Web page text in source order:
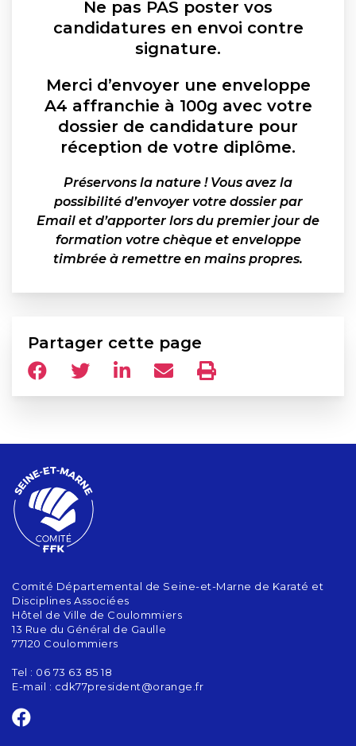
Ne pas PAS poster vos
candidatures en envoi contre
signature.
Merci d’envoyer une enveloppe
A4 affranchie à 100g avec votre
dossier de candidature pour
réception de votre diplôme.
Préservons la nature ! Vous avez la
possibilité d’envoyer votre dossier par
Email et d’apporter lors du premier jour de
formation votre chèque et enveloppe
timbrée à remettre en mains propres.
Partager cette page
Comité Départemental de Seine-et-Marne de Karaté et
Disciplines Associées
Hôtel de Ville de Coulommiers
13 Rue du Général de Gaulle
77120 Coulommiers
Tel : 06 73 63 85 18
E-mail : cdk77president@orange.fr